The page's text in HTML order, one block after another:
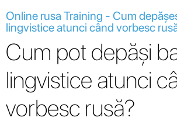
Online rusa Training - Cum
lingvistice atunci când vorbesc
Cum pot depăși
lingvistice atunci
vorbesc rusă?